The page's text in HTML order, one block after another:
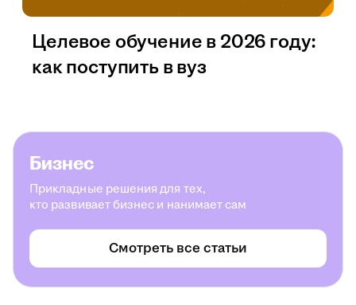
Целевое обучение в 2026 году:
как поступить в вуз
Бизнес
Прикладные решения для тех,
кто развивает бизнес и нанимает сам
Смотреть все статьи